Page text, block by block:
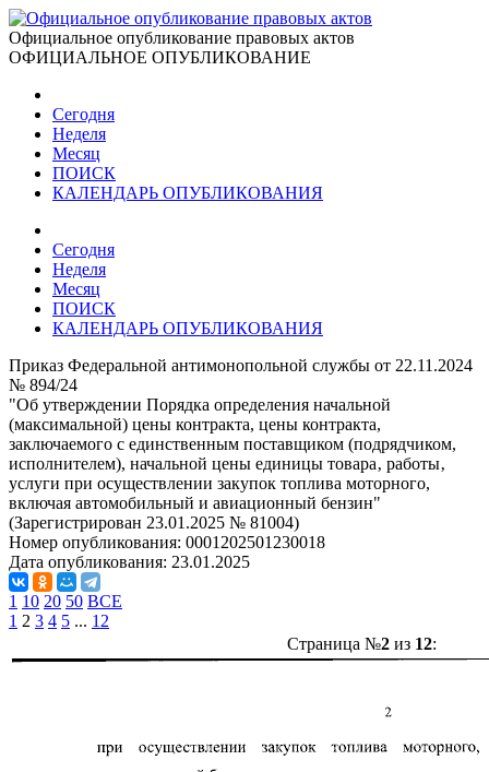
Официальное опубликование правовых актов
ОФИЦИАЛЬНОЕ ОПУБЛИКОВАНИЕ
Сегодня
Неделя
Месяц
ПОИСК
КАЛЕНДАРЬ ОПУБЛИКОВАНИЯ
Сегодня
Неделя
Месяц
ПОИСК
КАЛЕНДАРЬ ОПУБЛИКОВАНИЯ
Приказ Федеральной антимонопольной службы от 22.11.2024
№ 894/24
"Об утверждении Порядка определения начальной
(максимальной) цены контракта, цены контракта,
заключаемого с единственным поставщиком (подрядчиком,
исполнителем), начальной цены единицы товара‚ работы‚
услуги при осуществлении закупок топлива моторного,
включая автомобильный и авиационный бензин"
(Зарегистрирован 23.01.2025 № 81004)
Номер опубликования: 0001202501230018
Дата опубликования: 23.01.2025
1 10 20 50 ВСЕ
1 2 3 4 5 ... 12
Страница №2из 12: